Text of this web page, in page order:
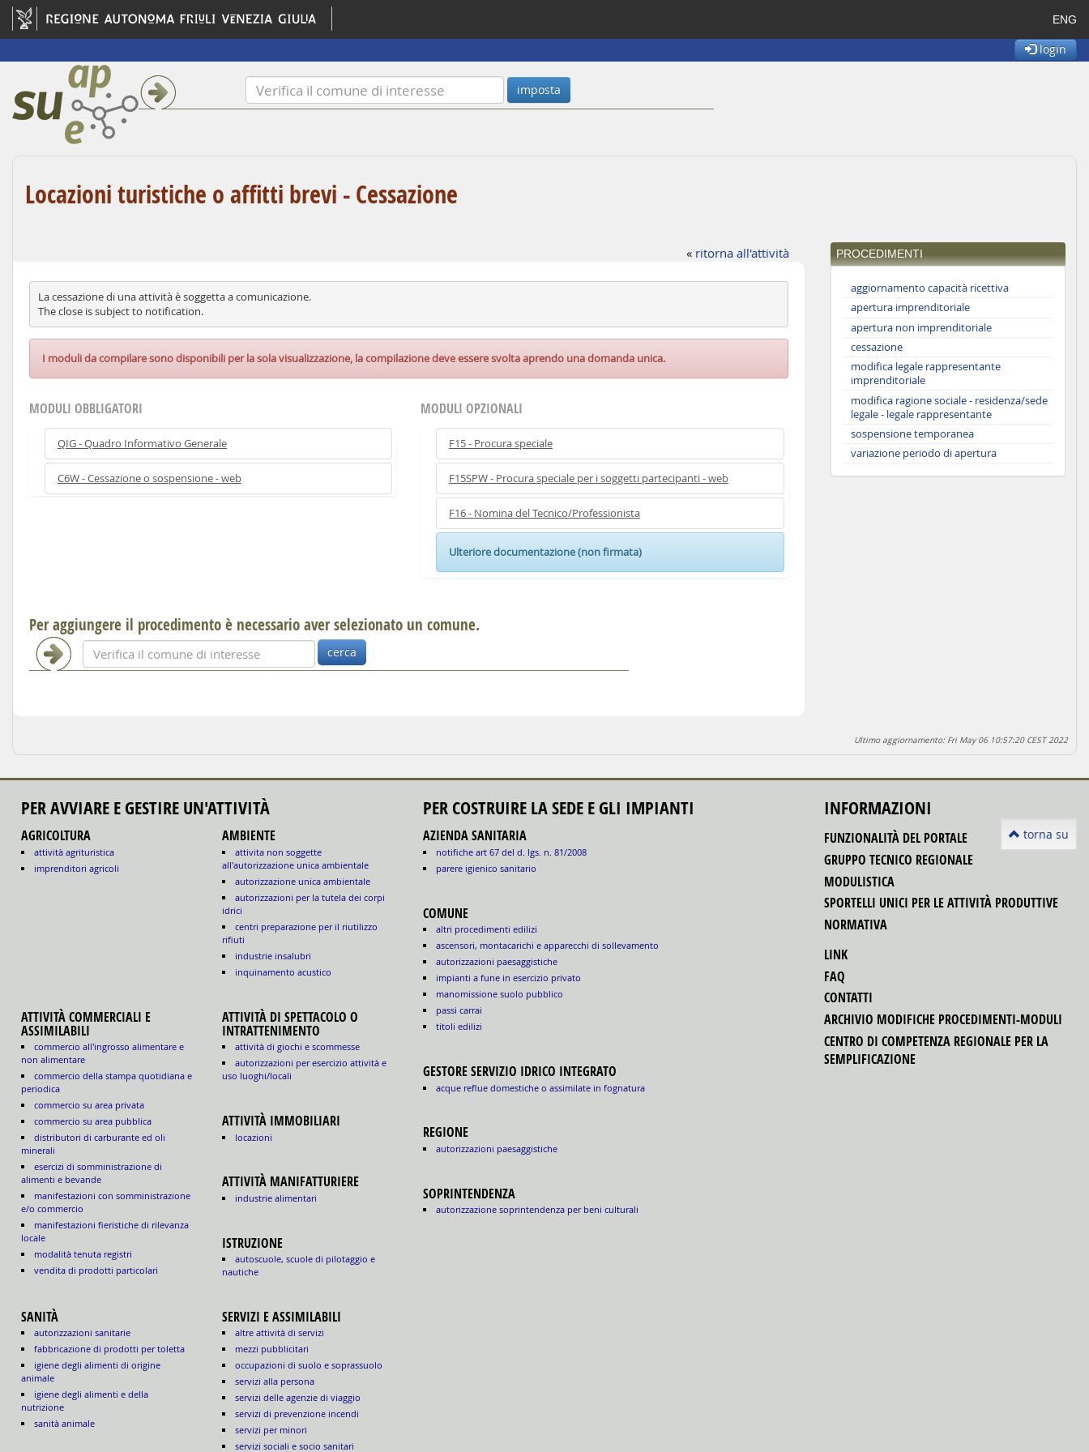
ENG
login
Locazioni turistiche o affitti brevi - Cessazione
« ritorna all'attività
La cessazione di una attività è soggetta a comunicazione.
The close is subject to notification.
I moduli da compilare sono disponibili per la sola visualizzazione, la compilazione deve essere svolta aprendo una domanda unica.
MODULI OBBLIGATORI
QIG - Quadro Informativo Generale
C6W - Cessazione o sospensione - web
MODULI OPZIONALI
F15 - Procura speciale
F15SPW - Procura speciale per i soggetti partecipanti - web
F16 - Nomina del Tecnico/Professionista
Ulteriore documentazione (non firmata)
Per aggiungere il procedimento è necessario aver selezionato un comune.
PROCEDIMENTI
aggiornamento capacità ricettiva
apertura imprenditoriale
apertura non imprenditoriale
cessazione
modifica legale rappresentante
imprenditoriale
modifica ragione sociale - residenza/sede
legale - legale rappresentante
sospensione temporanea
variazione periodo di apertura
Ultimo aggiornamento: Fri May 06 10:57:20 CEST 2022
torna su
PER AVVIARE E GESTIRE UN'ATTIVITÀ
AGRICOLTURA
attività agrituristica
imprenditori agricoli
AMBIENTE
attivita non soggette
all'autorizzazione unica ambientale
autorizzazione unica ambientale
autorizzazioni per la tutela dei corpi
idrici
centri preparazione per il riutilizzo
rifiuti
industrie insalubri
inquinamento acustico
ATTIVITÀ COMMERCIALI E
ASSIMILABILI
commercio all'ingrosso alimentare e
non alimentare
commercio della stampa quotidiana e
periodica
commercio su area privata
commercio su area pubblica
distributori di carburante ed oli
minerali
esercizi di somministrazione di
alimenti e bevande
manifestazioni con somministrazione
e/o commercio
manifestazioni fieristiche di rilevanza
locale
modalità tenuta registri
vendita di prodotti particolari
ATTIVITÀ DI SPETTACOLO O
INTRATTENIMENTO
attività di giochi e scommesse
autorizzazioni per esercizio attività e
uso luoghi/locali
ATTIVITÀ IMMOBILIARI
locazioni
ATTIVITÀ MANIFATTURIERE
industrie alimentari
ISTRUZIONE
autoscuole, scuole di pilotaggio e
nautiche
SANITÀ
autorizzazioni sanitarie
fabbricazione di prodotti per toletta
igiene degli alimenti di origine
animale
igiene degli alimenti e della
nutrizione
sanità animale
SERVIZI E ASSIMILABILI
altre attività di servizi
mezzi pubblicitari
occupazioni di suolo e soprassuolo
servizi alla persona
servizi delle agenzie di viaggio
servizi di prevenzione incendi
servizi per minori
servizi sociali e socio sanitari
PER COSTRUIRE LA SEDE E GLI IMPIANTI
AZIENDA SANITARIA
notifiche art 67 del d. lgs. n. 81/2008
parere igienico sanitario
COMUNE
altri procedimenti edilizi
ascensori, montacarichi e apparecchi di sollevamento
autorizzazioni paesaggistiche
impianti a fune in esercizio privato
manomissione suolo pubblico
passi carrai
titoli edilizi
GESTORE SERVIZIO IDRICO INTEGRATO
acque reflue domestiche o assimilate in fognatura
REGIONE
autorizzazioni paesaggistiche
SOPRINTENDENZA
autorizzazione soprintendenza per beni culturali
INFORMAZIONI
FUNZIONALITÀ DEL PORTALE
GRUPPO TECNICO REGIONALE
MODULISTICA
SPORTELLI UNICI PER LE ATTIVITÀ PRODUTTIVE
NORMATIVA
LINK
FAQ
CONTATTI
ARCHIVIO MODIFICHE PROCEDIMENTI-MODULI
CENTRO DI COMPETENZA REGIONALE PER LA
SEMPLIFICAZIONE